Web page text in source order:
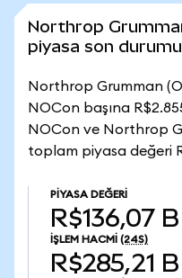
Northrop
piyasa son durumu
Northrop Grumman
NOCon başına
NOCon ve Northrop
toplam piyasa değeri
PIYASA DEĞERI
R$136,07 B
İŞLEM HACMI (24S)
R$285,21 B